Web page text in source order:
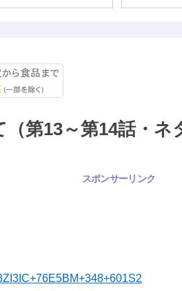
（第13～第14話・ネ
スポンサーリンク